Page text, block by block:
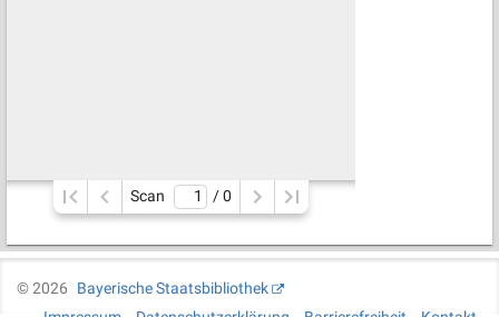
Scan / 0
©2026
Bayerische Staatsbibliothek